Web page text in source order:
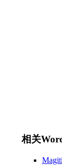
相关